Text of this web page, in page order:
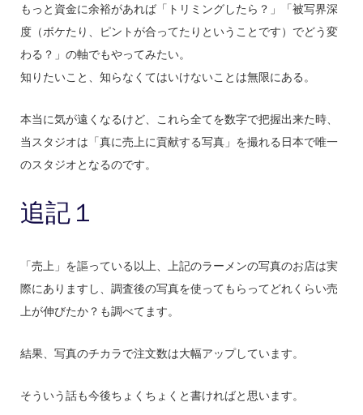
もっと資金に余裕があれば「トリミングしたら？」「被写界深
度（ボケたり、ピントが合ってたりということです）でどう変
わる？」の軸でもやってみたい。
知りたいこと、知らなくてはいけないことは無限にある。
本当に気が遠くなるけど、これら全てを数字で把握出来た時、
当スタジオは「真に売上に貢献する写真」を撮れる日本で唯一
のスタジオとなるのです。
追記１
「売上」を謳っている以上、上記のラーメンの写真のお店は実
際にありますし、調査後の写真を使ってもらってどれくらい売
上が伸びたか？も調べてます。
結果、写真のチカラで注文数は大幅アップしています。
そういう話も今後ちょくちょくと書ければと思います。